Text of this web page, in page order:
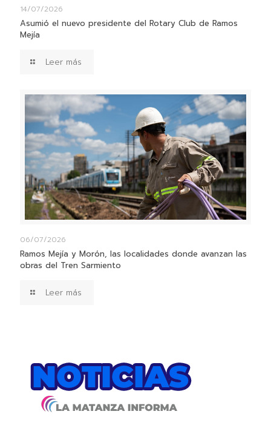
14/07/2026
Asumió el nuevo presidente del Rotary Club de Ramos
Mejía
Leer más
06/07/2026
Ramos Mejía y Morón, las localidades donde avanzan las
obras del Tren Sarmiento
Leer más